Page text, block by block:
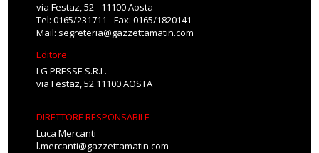
via Festaz, 52 - 11100 Aosta
Tel: 0165/231711 - Fax: 0165/1820141
Mail: segreteria@gazzettamatin.com
Editore
LG PRESSE S.R.L.
via Festaz, 52 11100 AOSTA
DIRETTORE RESPONSABILE
Luca Mercanti
l.mercanti@gazzettamatin.com